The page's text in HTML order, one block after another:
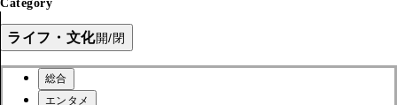
Category
ライフ・文化開/閉
総合
エンタメ